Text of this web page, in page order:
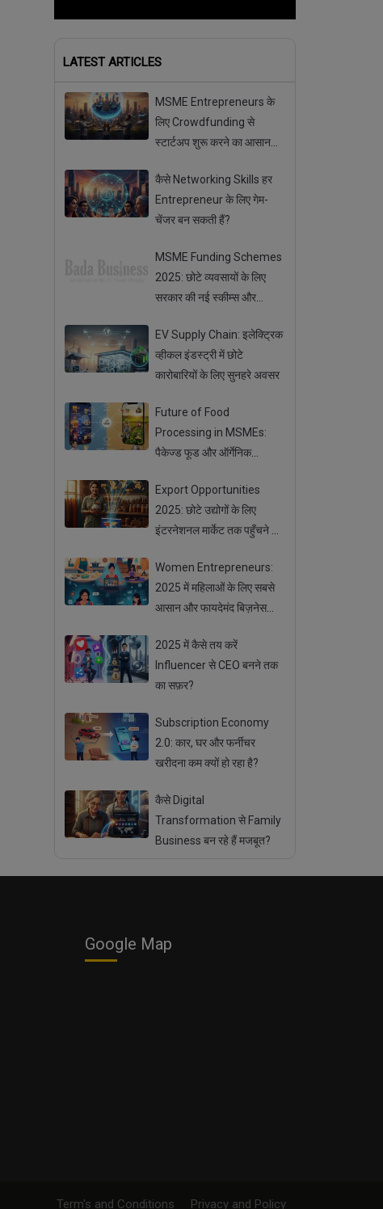
LATEST ARTICLES
MSME Entrepreneurs के
लिए Crowdfunding से
स्टार्टअप शुरू करने का आसान
कैसे Networking Skills हर
Entrepreneur के लिए गेम-
चेंजर बन सकती हैं?
MSME Funding Schemes
2025: छोटे व्यवसायों के लिए
सरकार की नई स्कीम्स और
EV Supply Chain: इलेक्ट्रिक
व्हीकल इंडस्ट्री में छोटे
कारोबारियों के लिए सुनहरे अवसर
Future of Food
Processing in MSMEs:
पैकेज्ड फूड और ऑर्गेनिक
Export Opportunities
2025: छोटे उद्योगों के लिए
इंटरनेशनल मार्केट तक पहुँचने के
Women Entrepreneurs:
2025 में महिलाओं के लिए सबसे
आसान और फायदेमंद बिज़नेस
2025 में कैसे तय करें
Influencer से CEO बनने तक
का सफ़र?
Subscription Economy
2.0: कार, घर और फर्नीचर
खरीदना कम क्यों हो रहा है?
कैसे Digital
Transformation से Family
Business बन रहे हैं मजबूत?
Google Map
Term's and Conditions Privacy and Policy